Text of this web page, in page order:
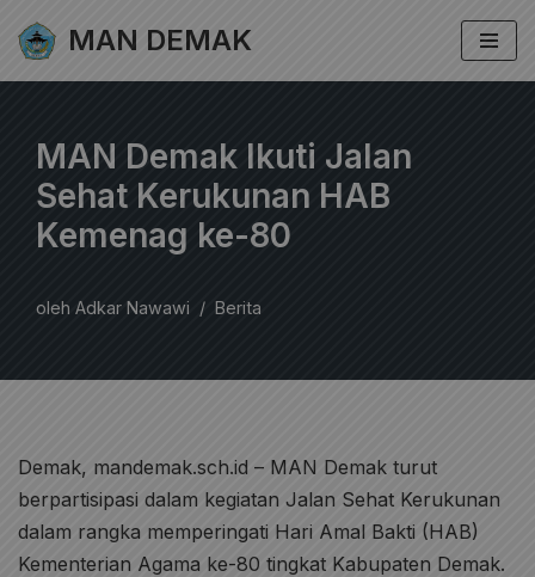
Lompat
MAN DEMAK
MAN Demak Ikuti Jalan
Sehat Kerukunan HAB
Kemenag ke-80
oleh Adkar Nawawi Berita
Demak, mandemak.sch.id – MAN Demak turut
berpartisipasi dalam kegiatan Jalan Sehat Kerukunan
dalam rangka memperingati Hari Amal Bakti (HAB)
Kementerian Agama ke-80 tingkat Kabupaten Demak.